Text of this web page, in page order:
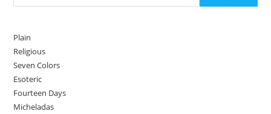
Plain
Religious
Seven Colors
Esoteric
Fourteen Days
Micheladas